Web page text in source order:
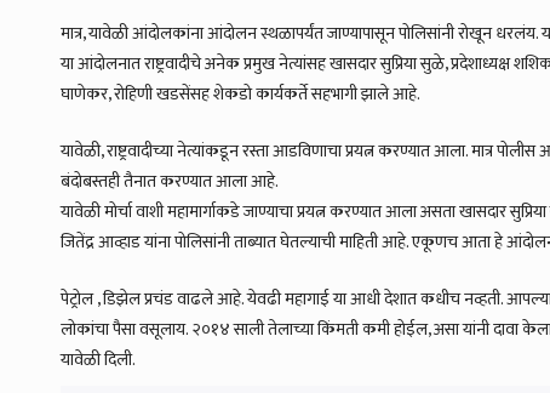
मात्र, यावेळी आंदोलकांना आंदोलन स्थळापर्यंत जाण्यापासून पोलिसांनी रोखून
या आंदोलनात राष्ट्रवादीचे अनेक प्रमुख नेत्यांसह खासदार सुप्रिया सुळे, प्रदेशाध्यक्ष
घाणेकर, रोहिणी खडसेंसह शेकडो कार्यकर्ते सहभागी झाले आहे.
यावेळी, राष्ट्रवादीच्या नेत्यांकडून रस्ता आडविणाचा प्रयत्न करण्यात आला. मात्र
बंदोबस्तही तैनात करण्यात आला आहे.
यावेळी मोर्चा वाशी महामार्गाकडे जाण्याचा प्रयत्न करण्यात आला असता खासदार
जितेंद्र आव्हाड यांना पोलिसांनी ताब्यात घेतल्याची माहिती आहे. एकूणच आता हे
पेट्रोल , डिझेल प्रचंड वाढले आहे. येवढी महागाई या आधी देशात कधीच नव्हती.
लोकांचा पैसा वसूलाय. २०१४ साली तेलाच्या किंमती कमी होईल, असा यांनी दावा
यावेळी दिली.